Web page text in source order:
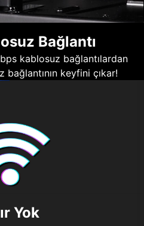
Bağlantı
kablosuz bağlantılardan
keyfini çıkar!
Yok